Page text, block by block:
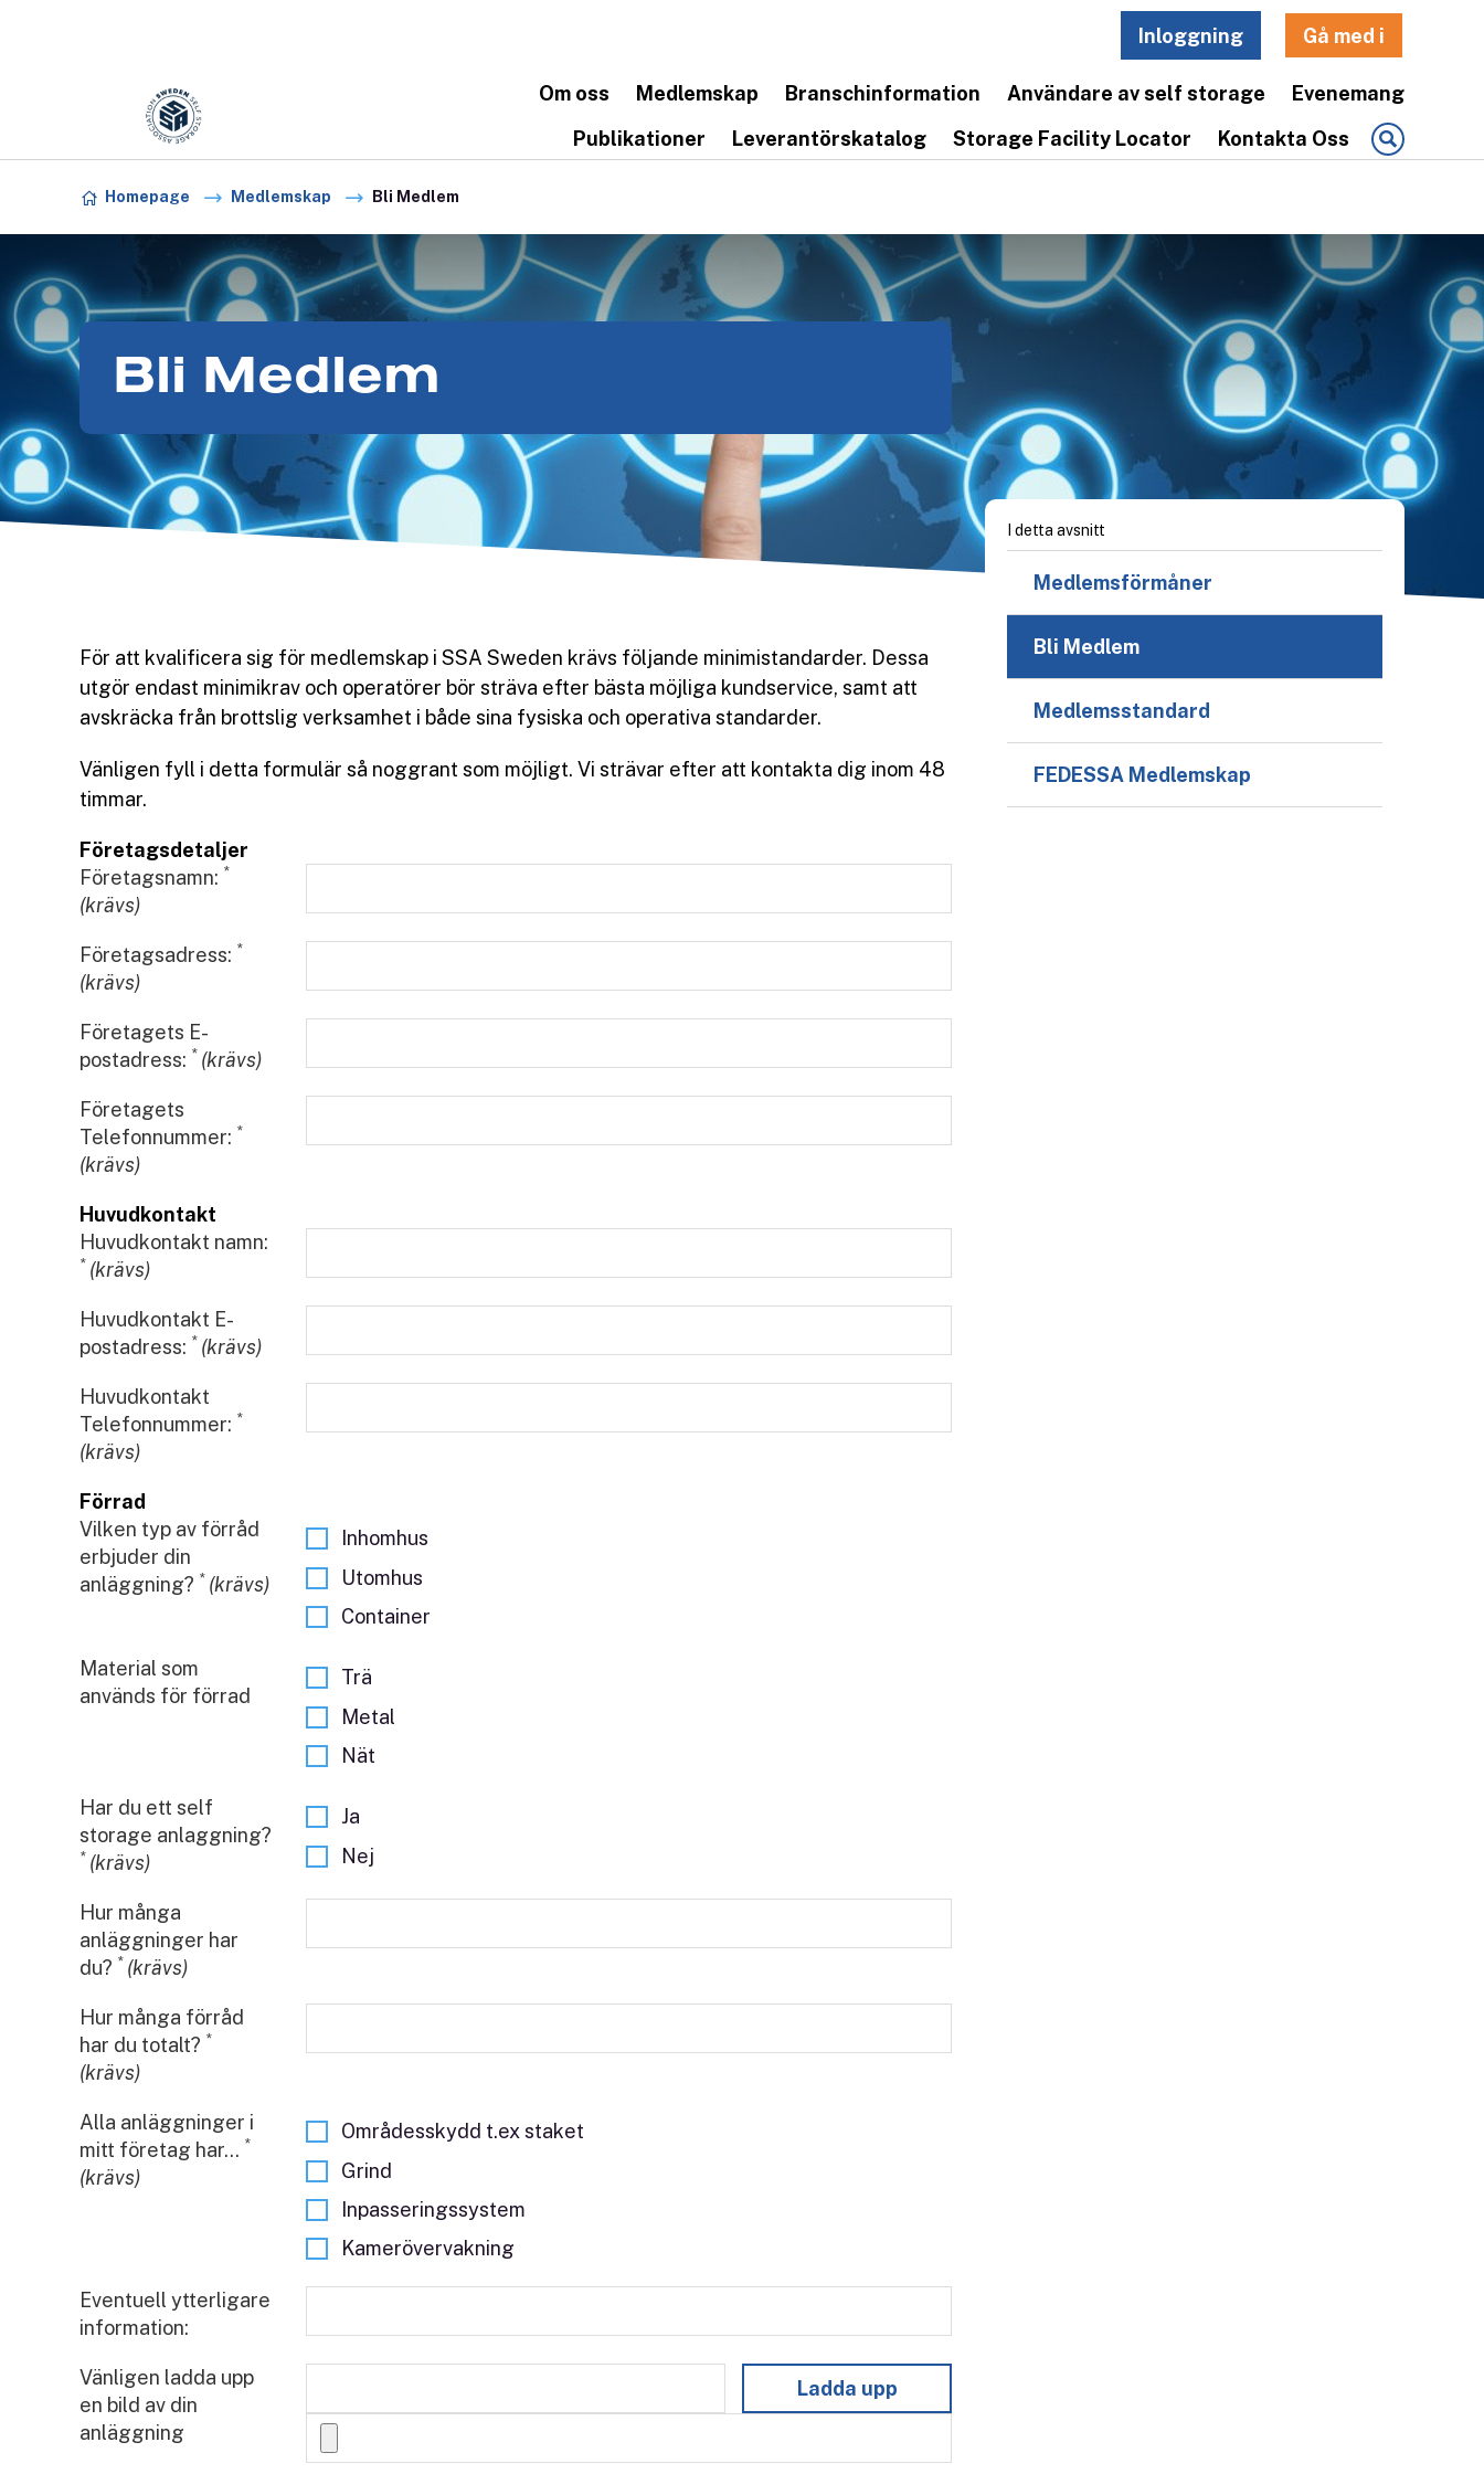
Inloggning Gå med i
Skip to content
Om oss Medlemskap Branschinformation Användare av self storage
Evenemang
Publikationer
Leverantörskatalog Storage Facility Locator Kontakta Oss
Homepage Medlemskap Bli Medlem
Bli Medlem
För att kvalificera sig för medlemskap i SSA Sweden krävs följande minimistandarder. Dessa
utgör endast minimikrav och operatörer bör sträva efter bästa möjliga kundservice, samt att
avskräcka från brottslig verksamhet i både sina fysiska och operativa standarder.
Vänligen fyll i detta formulär så noggrant som möjligt. Vi strävar efter att kontakta dig inom 48
timmar.
Företagsdetaljer
Företagsnamn: *
(krävs)
Företagsadress: *
(krävs)
Företagets E-
postadress: * (krävs)
Företagets
Telefonnummer: *
(krävs)
Huvudkontakt
Huvudkontakt namn:
* (krävs)
Huvudkontakt E-
postadress: * (krävs)
Huvudkontakt
Telefonnummer: *
(krävs)
Förrad
Vilken typ av förråd
erbjuder din
anläggning? * (krävs)
Inhomhus
Utomhus
Container
Material som
används för förrad
Trä
Metal
Nät
Har du ett self
storage anlaggning?
* (krävs)
Ja
Nej
Hur många
anläggninger har
du? * (krävs)
Hur många förråd
har du totalt? *
(krävs)
Alla anläggninger i
mitt företag har... *
(krävs)
Områdesskydd t.ex staket
Grind
Inpasseringssystem
Kamerövervakning
Eventuell ytterligare
information:
Vänligen ladda upp
en bild av din
anläggning
Ladda upp
I detta avsnitt
Medlemsförmåner
Bli Medlem
Medlemsstandard
FEDESSA Medlemskap